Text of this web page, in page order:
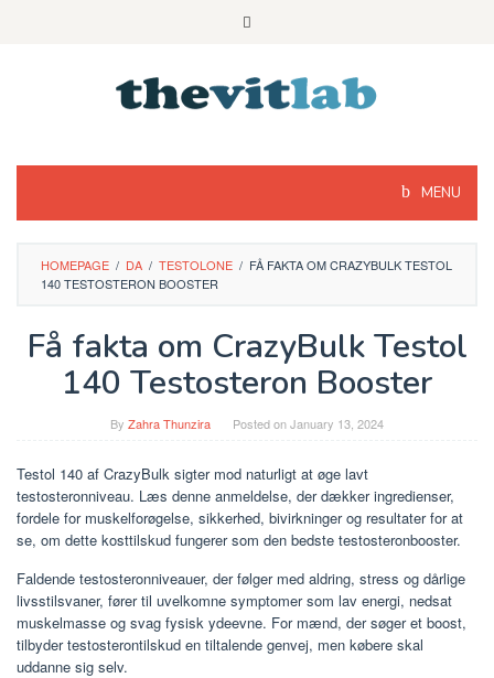
MENU
HOMEPAGE / DA / TESTOLONE / FÅ FAKTA OM CRAZYBULK TESTOL
140 TESTOSTERON BOOSTER
Få fakta om CrazyBulk Testol
140 Testosteron Booster
By Zahra Thunzira Posted onJanuary 13, 2024
Testol 140 af CrazyBulk sigter mod naturligt at øge lavt
testosteronniveau. Læs denne anmeldelse, der dækker ingredienser,
fordele for muskelforøgelse, sikkerhed, bivirkninger og resultater for at
se, om dette kosttilskud fungerer som den bedste testosteronbooster.
Faldende testosteronniveauer, der følger med aldring, stress og dårlige
livsstilsvaner, fører til uvelkomne symptomer som lav energi, nedsat
muskelmasse og svag fysisk ydeevne. For mænd, der søger et boost,
tilbyder testosterontilskud en tiltalende genvej, men købere skal
uddanne sig selv.